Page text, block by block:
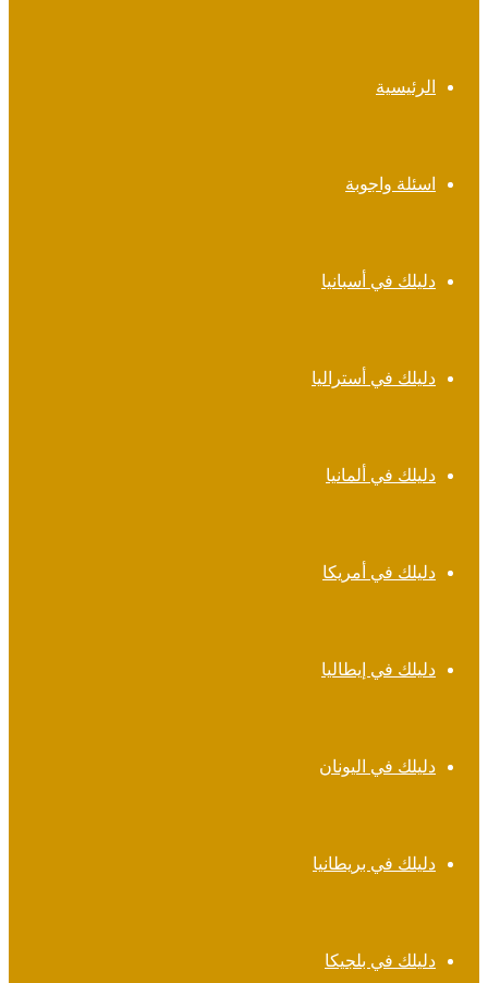
الرئيسية
اسئلة واجوبة
دليلك في أسبانيا
دليلك في أستراليا
دليلك في ألمانيا
دليلك في أمريكا
دليلك في إيطاليا
دليلك في اليونان
دليلك في بريطانيا
دليلك في بلجيكا